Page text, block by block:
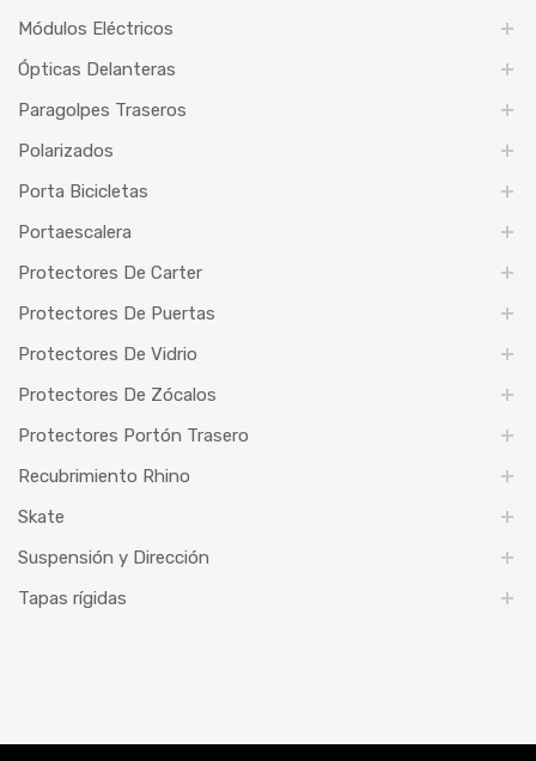
Módulos Eléctricos
Ópticas Delanteras
Paragolpes Traseros
Polarizados
Porta Bicicletas
Portaescalera
Protectores De Carter
Protectores De Puertas
Protectores De Vidrio
Protectores De Zócalos
Protectores Portón Trasero
Recubrimiento Rhino
Skate
Suspensión y Dirección
Tapas rígidas